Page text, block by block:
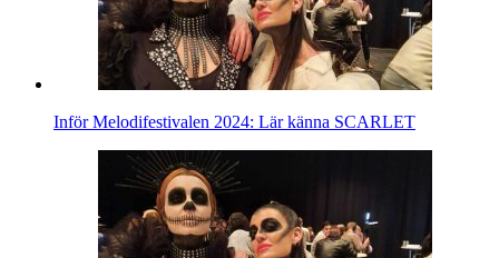
Inför Melodifestivalen 2024: Lär känna SCARLET